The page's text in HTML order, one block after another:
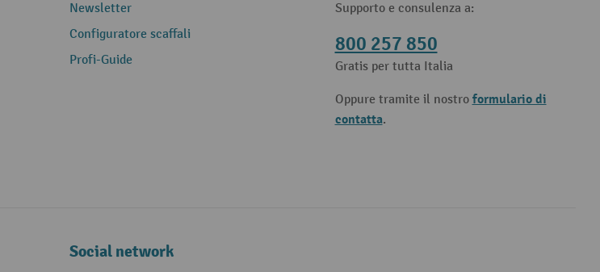
Newsletter
Configuratore scaffali
Profi-Guide
Supporto e consulenza a:
800 257 850
Gratis per tutta Italia
Oppure tramite il nostro formulario di
contatta.
Social network